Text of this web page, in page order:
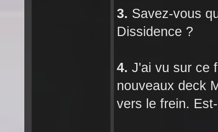
3. Savez-vous
Dissidence ?
4. J'ai vu sur ce
nouveaux deck
vers le frein.